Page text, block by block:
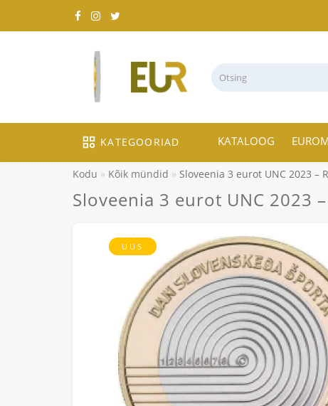
KATEGOORIAD KATALOOG
Kodu Kõik mündid Sloveenia 3 eurot UNC 2023 –
Sloveenia 3 eurot UNC 2023
UUS